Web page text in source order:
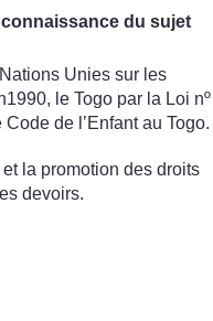
du sujet
Unies sur les
le Togo par la Loi nº
de l’Enfant au Togo.
la promotion des droits
devoirs.